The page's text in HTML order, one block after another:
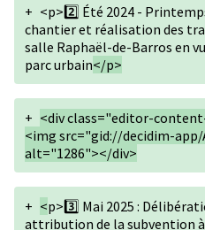
+ <p>2️⃣ Été 2024 -
chantier et réalisation des
salle Raphaël-de-Barros en
parc urbain</p>
+ <div class="editor-
<img src="gid://decidim-
alt="1286"></div>
+ <p>3️⃣ Mai 2025 :
attribution de la subvention